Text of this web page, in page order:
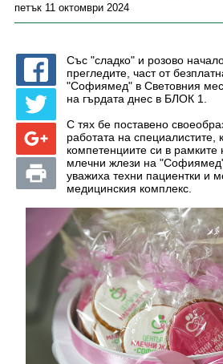
петък 11 октомври 2024
Със "сладко" и розово
прегледите, част от
"Софиямед" в Световния
на гърдата днес в БЛОК 1.
С тях бе поставено
работата на специалистите,
компетенциите си в
млечни жлези на
уважиха техни пациентки и
медицинския комплекс.